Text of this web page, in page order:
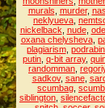
murals murder,
neklyueva
nickelback nude,
oxana chelysheva,
plagiarism,
putin q-bit array,
randomman
sadkov, sane,
scumbag
siblington